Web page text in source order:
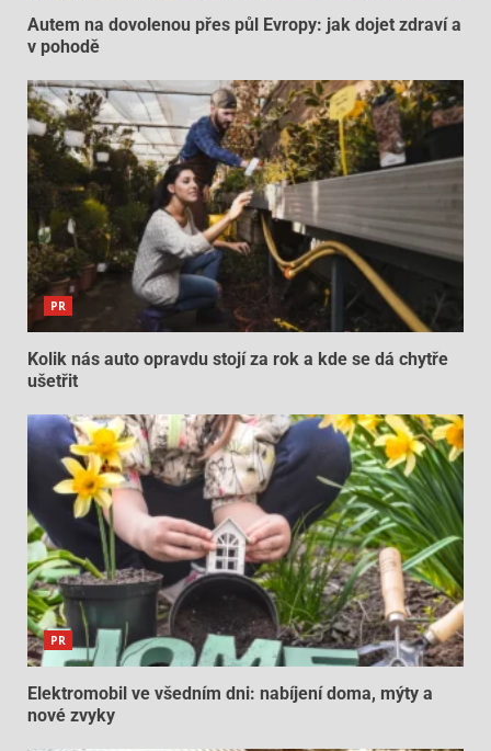
Autem na dovolenou přes půl Evropy: jak dojet zdraví a
v pohodě
PR
Kolik nás auto opravdu stojí za rok a kde se dá chytře
ušetřit
PR
Elektromobil ve všedním dni: nabíjení doma, mýty a
nové zvyky